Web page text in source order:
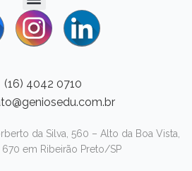
(16) 4042 0710
da Silva, 560 – Alto da Boa Vista,
670 em Ribeirão Preto/SP